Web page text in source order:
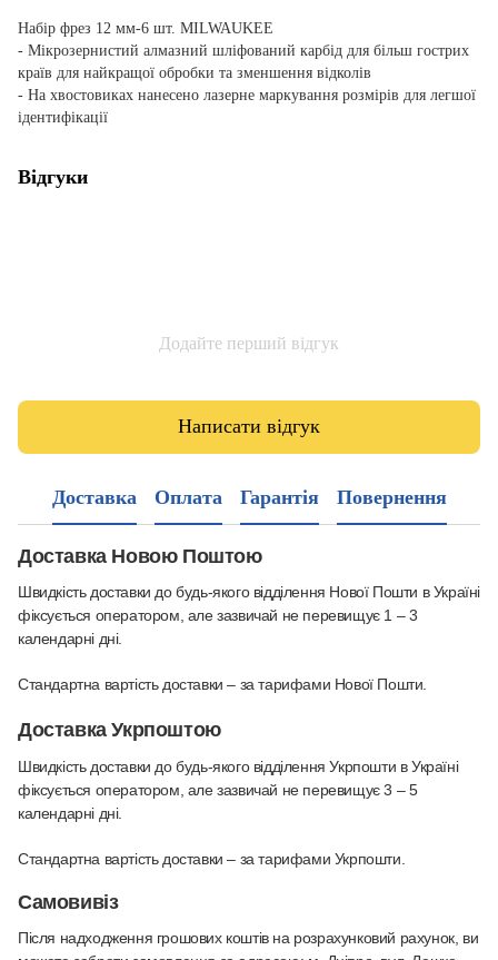
Набір фрез 12 мм-6 шт. MILWAUKEE
- Мікрозернистий алмазний шліфований карбід для більш гострих
країв для найкращої обробки та зменшення відколів
- На хвостовиках нанесено лазерне маркування розмірів для легшої
ідентифікації
Відгуки
Додайте перший відгук
Написати відгук
Доставка Оплата Гарантія Повернення
Доставка Новою Поштою
Швидкість доставки до будь-якого відділення Нової Пошти в Україні
фіксується оператором, але зазвичай не перевищує 1 – 3
календарні дні.
Стандартна вартість доставки – за тарифами Нової Пошти.
Доставка Укрпоштою
Швидкість доставки до будь-якого відділення Укрпошти в Україні
фіксується оператором, але зазвичай не перевищує 3 – 5
календарні дні.
Стандартна вартість доставки – за тарифами Укрпошти.
Самовивіз
Після надходження грошових коштів на розрахунковий рахунок, ви